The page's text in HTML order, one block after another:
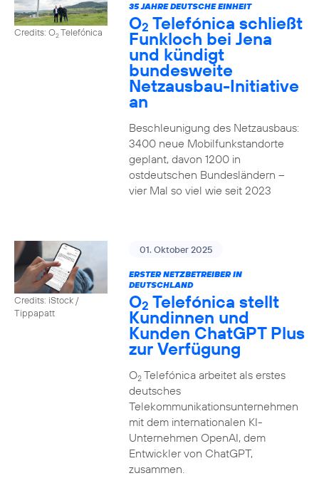
Credits: O2Telefónica
35 JAHRE DEUTSCHE EINHEIT
O2 Telefónica schließt
Funkloch bei Jena
und kündigt
bundesweite
Netzausbau-Initiative
an
Beschleunigung des Netzausbaus:
3400 neue Mobilfunkstandorte
geplant, davon 1200 in
ostdeutschen Bundesländern –
vier Mal so viel wie seit 2023
Credits: iStock /
Tippapatt
01. Oktober 2025
ERSTER NETZBETREIBER IN
DEUTSCHLAND
O2 Telefónica stellt
Kundinnen und
Kunden ChatGPT Plus
zur Verfügung
O2Telefónica arbeitet als erstes
deutsches
Telekommunikationsunternehmen
mit dem internationalen KI-
Unternehmen OpenAI, dem
Entwickler von ChatGPT,
zusammen.